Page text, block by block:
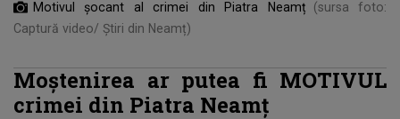
Motivul șocant al crimei din Piatra Neamț
(sursa foto:
Captură video/ Știri din Neamț)
Moștenirea ar putea fi MOTIVUL
crimei din Piatra Neamț